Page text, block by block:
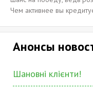
Чем активнее вы
Анонсы
Шановні клієнти!